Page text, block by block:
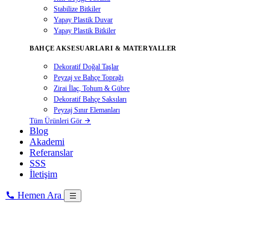
Stabilize Bitkiler
Yapay Plastik Duvar
Yapay Plastik Bitkiler
BAHÇE AKSESUARLARI & MATERYALLER
Dekoratif Doğal Taşlar
Peyzaj ve Bahçe Toprağı
Zirai İlaç, Tohum & Gübre
Dekoratif Bahçe Saksıları
Peyzaj Sınır Elemanları
Tüm Ürünleri Gör
Blog
Akademi
Referanslar
SSS
İletişim
Hemen Ara